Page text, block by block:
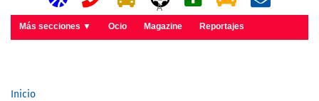
A
Más secciones ▼ Ocio Magazine Reportajes
Inicio